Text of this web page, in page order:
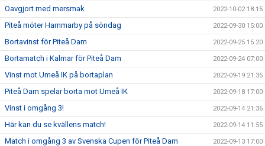
Oavgjort med mersmak 2022-10-02 18:15
Piteå möter Hammarby på söndag 2022-09-30 15:00
Bortavinst för Piteå Dam 2022-09-25 15:20
Bortamatch i Kalmar för Piteå Dam 2022-09-24 07:00
Vinst mot Umeå IK på bortaplan 2022-09-19 21:35
Piteå Dam spelar borta mot Umeå IK 2022-09-18 17:00
Vinst i omgång 3! 2022-09-14 21:36
Här kan du se kvällens match! 2022-09-14 11:55
Match i omgång 3 av Svenska Cupen för Piteå Dam 2022-09-13 17:00